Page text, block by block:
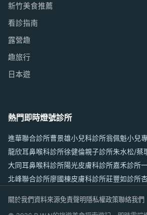
新竹美食推薦
看診指南
露營趣
趣旅行
日本遊
熱門即時燈號診所
進華聯合診所曹景雄小兒科診所翁佩魁小兒
龍欣耳鼻喉科診所徐健倫親子診所朱水松/蔡
大同耳鼻喉科診所陽光皮膚科診所嘉禾診所
北峰聯合診所廖國棟皮膚科診所莊豐如診所
關於我們資料來源免責聲明隱私權政策聯絡我們